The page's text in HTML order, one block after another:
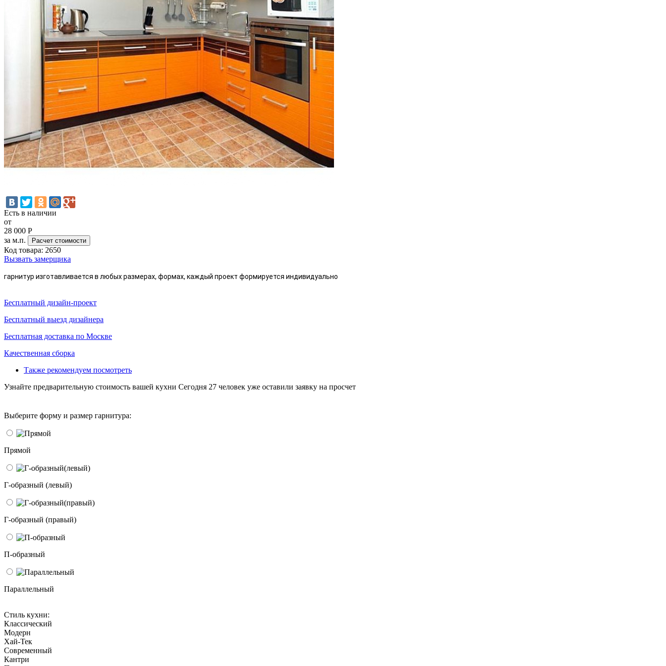
Есть в наличии
от
28 000 Р
за м.п.
Расчет стоимости
Код товара: 2650
Вызвать замерщика
гарнитур изготавливается в любых размерах, формах, каждый проект формируется индивидуально
Бесплатный дизайн-проект
Бесплатный выезд дизайнера
Бесплатная доставка по Москве
Качественная сборка
Также рекомендуем посмотреть
Узнайте предварительную стоимость вашей кухни Сегодня 27 человек уже оставили заявку на просчет
Выберите форму и размер гарнитура:
Прямой
Г-образный (левый)
Г-образный (правый)
П-образный
Параллельный
Стиль кухни:
Классический
Модерн
Хай-Тек
Современный
Кантри